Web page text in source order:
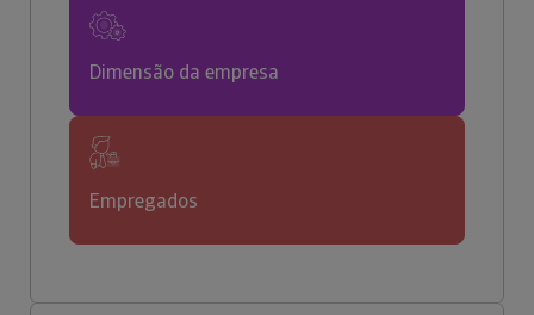
Dimensão da empresa
Empregados